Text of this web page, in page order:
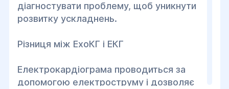
діагностувати проблему, щоб уникнути
розвитку ускладнень.
Різниця між ЕхоКГ і ЕКГ
Електрокардіограма проводиться за
допомогою електроструму і дозволяє